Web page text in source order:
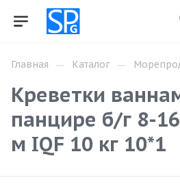
Главная — Каталог —
Креветки
панцире б/г 8-
м IQF 10 кг 10*1